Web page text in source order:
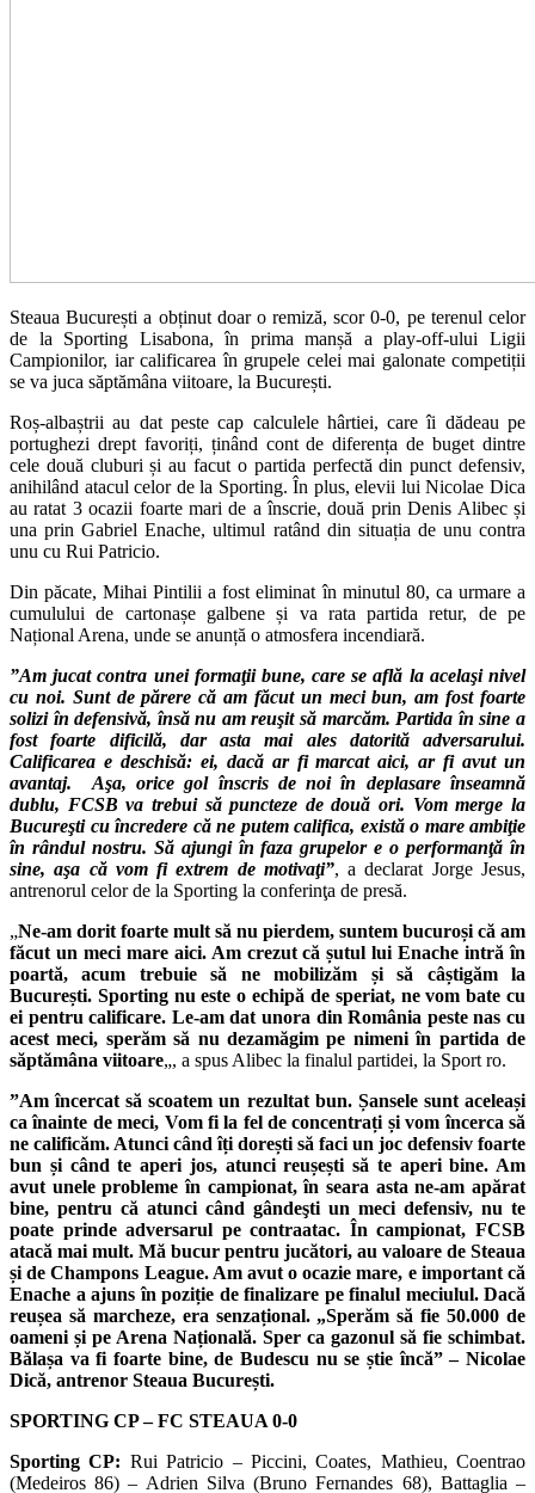
Steaua București a obținut doar o remiză, scor 0-0, pe terenul celor
de la Sporting Lisabona, în prima manșă a play-off-ului Ligii
Campionilor, iar calificarea în grupele celei mai galonate competiții
se va juca săptămâna viitoare, la București.
Roș-albaștrii au dat peste cap calculele hârtiei, care îi dădeau pe
portughezi drept favoriți, ținând cont de diferența de buget dintre
cele două cluburi și au facut o partida perfectă din punct defensiv,
anihilând atacul celor de la Sporting. În plus, elevii lui Nicolae Dica
au ratat 3 ocazii foarte mari de a înscrie, două prin Denis Alibec și
una prin Gabriel Enache, ultimul ratând din situația de unu contra
unu cu Rui Patricio.
Din păcate, Mihai Pintilii a fost eliminat în minutul 80, ca urmare a
cumulului de cartonașe galbene și va rata partida retur, de pe
Național Arena, unde se anunță o atmosfera incendiară.
”Am jucat contra unei formaţii bune, care se află la acelaşi nivel
cu noi. Sunt de părere că am făcut un meci bun, am fost foarte
solizi în defensivă, însă nu am reuşit să marcăm. Partida în sine a
fost foarte dificilă, dar asta mai ales datorită adversarului.
Calificarea e deschisă: ei, dacă ar fi marcat aici, ar fi avut un
avantaj. Aşa, orice gol înscris de noi în deplasare înseamnă
dublu, FCSB va trebui să puncteze de două ori. Vom merge la
Bucureşti cu încredere că ne putem califica, există o mare ambiţie
în rândul nostru. Să ajungi în faza grupelor e o performanţă în
sine, aşa că vom fi extrem de motivaţi”, a declarat Jorge Jesus,
antrenorul celor de la Sporting la conferinţa de presă.
„Ne-am dorit foarte mult să nu pierdem, suntem bucuroși că am
făcut un meci mare aici. Am crezut că șutul lui Enache intră în
poartă, acum trebuie să ne mobilizăm și să câștigăm la
București. Sporting nu este o echipă de speriat, ne vom bate cu
ei pentru calificare. Le-am dat unora din România peste nas cu
acest meci, sperăm să nu dezamăgim pe nimeni în partida de
săptămâna viitoare„, a spus Alibec la finalul partidei, la Sport ro.
”Am încercat să scoatem un rezultat bun. Șansele sunt aceleași
ca înainte de meci, Vom fi la fel de concentrați și vom încerca să
ne calificăm. Atunci când îți dorești să faci un joc defensiv foarte
bun și când te aperi jos, atunci reușești să te aperi bine. Am
avut unele probleme în campionat, în seara asta ne-am apărat
bine, pentru că atunci când gândeşti un meci defensiv, nu te
poate prinde adversarul pe contraatac. În campionat, FCSB
atacă mai mult. Mă bucur pentru jucători, au valoare de Steaua
și de Champons League. Am avut o ocazie mare, e important că
Enache a ajuns în poziție de finalizare pe finalul meciulul. Dacă
reușea să marcheze, era senzațional. „Sperăm să fie 50.000 de
oameni și pe Arena Națională. Sper ca gazonul să fie schimbat.
Bălașa va fi foarte bine, de Budescu nu se știe încă” – Nicolae
Dică, antrenor Steaua București.
SPORTING CP – FC STEAUA 0-0
Sporting CP: Rui Patricio – Piccini, Coates, Mathieu, Coentrao
(Medeiros 86) – Adrien Silva (Bruno Fernandes 68), Battaglia –